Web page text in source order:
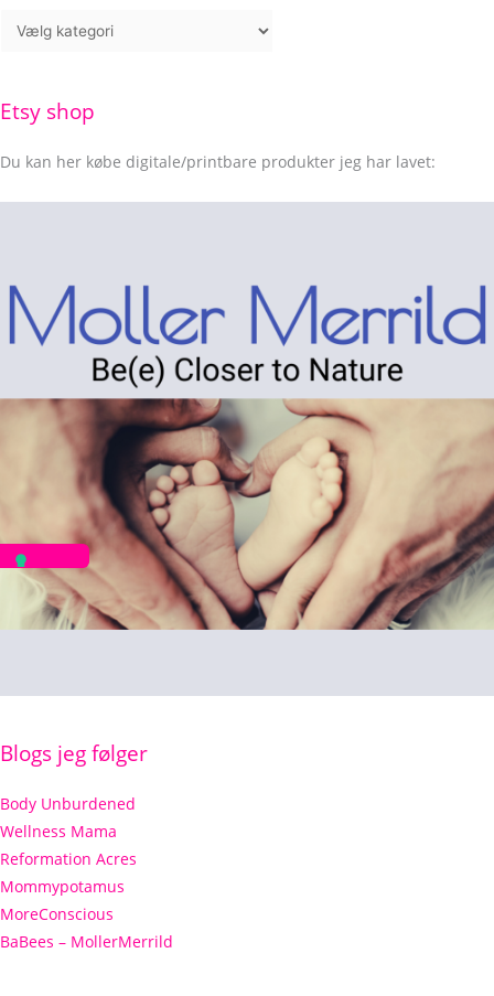
Etsy shop
Du kan her købe digitale/printbare produkter jeg har lavet:
Blogs jeg følger
Body Unburdened
Wellness Mama
Reformation Acres
Mommypotamus
MoreConscious
BaBees – MollerMerrild